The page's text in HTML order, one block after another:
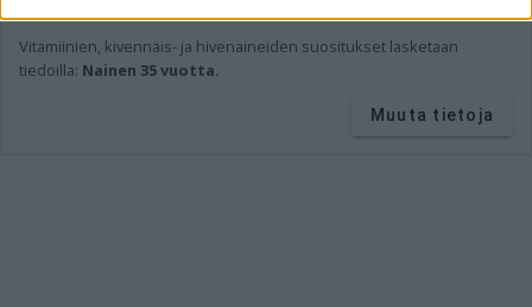
Vitamiinien, kivennäis- ja hivenaineiden suositukset lasketaan
tiedoilla: Nainen 35 vuotta.
Muuta tietoja